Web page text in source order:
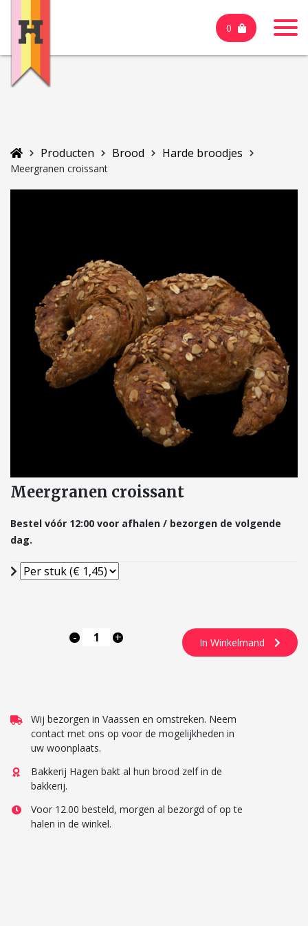
0
Producten Brood Harde broodjes
Meergranen croissant
Meergranen croissant
Bestel vóór 12:00 voor afhalen / bezorgen de volgende
dag.
- + In Winkelmand
Wij bezorgen in Vaassen en omstreken. Neem
contact met ons op voor de mogelijkheden in
uw woonplaats.
Bakkerij Hagen bakt al hun brood zelf in de
bakkerij.
Voor 12.00 besteld, morgen al bezorgd of op te
halen in de winkel.